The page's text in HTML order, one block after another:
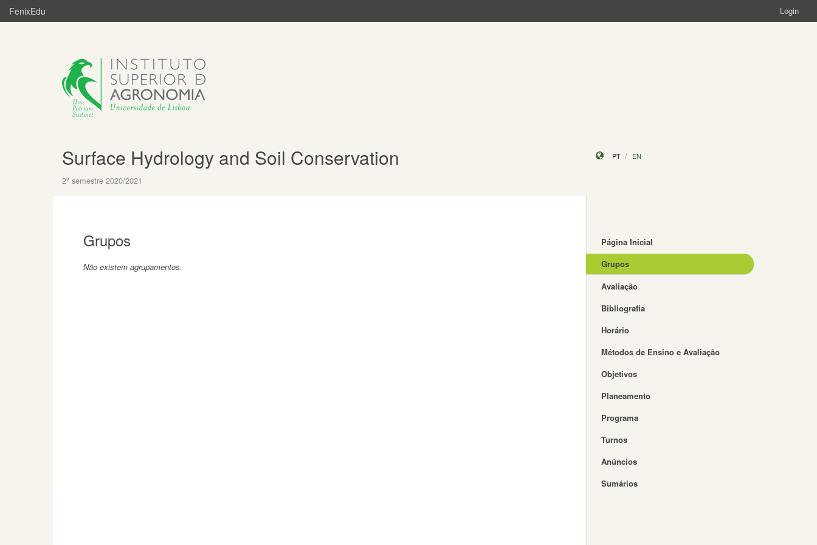
FenixEdu Login
Surface Hydrology and Soil Conservation
2º semestre 2020/2021
PT EN
Grupos
Não existem agrupamentos.
Página Inicial
Grupos
Avaliação
Bibliografia
Horário
Métodos de Ensino e Avaliação
Objetivos
Planeamento
Programa
Turnos
Anúncios
Sumários